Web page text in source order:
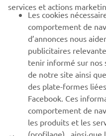
PLUS YAMAHA
SUPPORT
NEWSLETTER
Découvrez en exclusivité les
spéciaux, les nouveautés et
services et actions
Les cookies
comportement de
d’annonces nous
publicitaires
tenir informé sur nos
de notre site ainsi
des plate-formes
Facebook. Ces
comportement de
les produits et les
(profilage) , ainsi que